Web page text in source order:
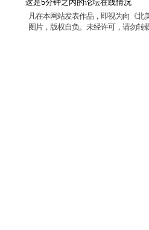
这是5分钟之内的论坛在线情况
凡在本网站发表作品，即视为向《
图片，版权自负。未经许可，请勿转载